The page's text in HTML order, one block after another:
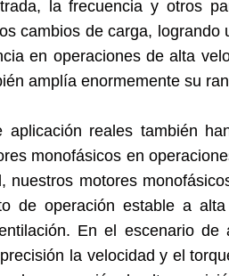
la frecuencia y otros
cambios de carga,
en operaciones de alta
amplía enormemente su
aplicación reales también
monofásicos en
nuestros motores
de operación estable a
En el escenario
la velocidad y el